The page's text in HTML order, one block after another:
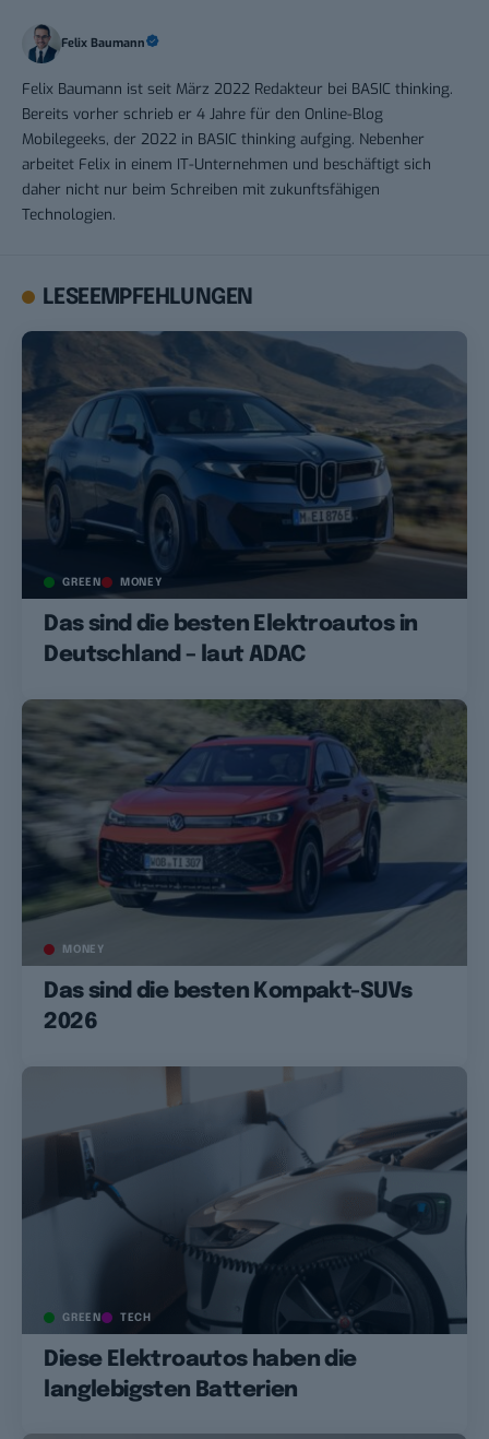
Felix Baumann
Felix Baumann ist seit März 2022 Redakteur bei BASIC thinking.
Bereits vorher schrieb er 4 Jahre für den Online-Blog
Mobilegeeks, der 2022 in BASIC thinking aufging. Nebenher
arbeitet Felix in einem IT-Unternehmen und beschäftigt sich
daher nicht nur beim Schreiben mit zukunftsfähigen
Technologien.
LESEEMPFEHLUNGEN
GREEN MONEY
Das sind die besten Elektroautos in
Deutschland – laut ADAC
MONEY
Das sind die besten Kompakt-SUVs
2026
GREEN TECH
Diese Elektroautos haben die
langlebigsten Batterien